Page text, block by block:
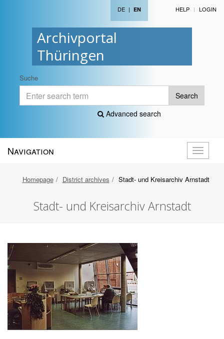
Archivportal
Thüringen
DE | EN HELP LOGIN
Suche
Search
Advanced search
Toggle
Navigation
Homepage District archives Stadt- und Kreisarchiv Arnstadt
Stadt- und Kreisarchiv Arnstadt